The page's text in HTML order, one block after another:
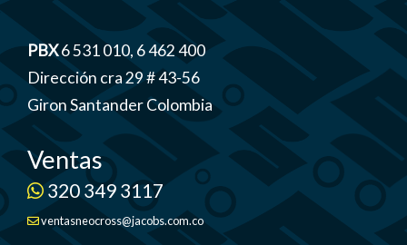
PBX6 531 010, 6 462 400
Dirección cra 29 # 43-56
Giron Santander Colombia
Ventas
320 349 3117
ventasneocross@jacobs.com.co